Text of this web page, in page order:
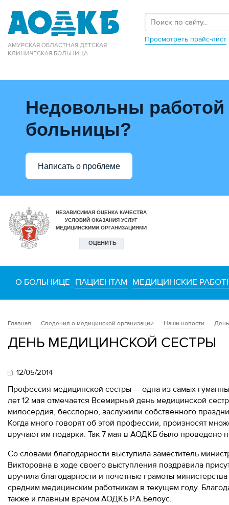
АМУРСКАЯ ОБЛАСТНАЯ ДЕТСКАЯ
КЛИНИЧЕСКАЯ БОЛЬНИЦА
Просмотреть прайс-лист
Недовольны работой
больницы?
Написать о проблеме
О БОЛЬНИЦЕ ПАЦИЕНТАМ МЕДИЦИНСКИЕ
Главная Сведения о медицинской организации Наши новости
ДЕНЬ МЕДИЦИНСКОЙ СЕСТРЫ
12/05/2014
Профессия медицинской сестры — одна из самых
лет 12 мая отмечается Всемирный день медицинской
милосердия, бесспорно, заслужили собственного
Когда много говорят об этой профессии, произносят
вручают им подарки. Так 7 мая в АОДКБ было проведено
Со словами благодарности выступила заместитель
Викторовна в ходе своего выступления поздравила
вручила благодарности и почетные грамоты
средним медицинским работникам в текущем году.
также и главным врачом АОДКБ Р.А.Белоус.